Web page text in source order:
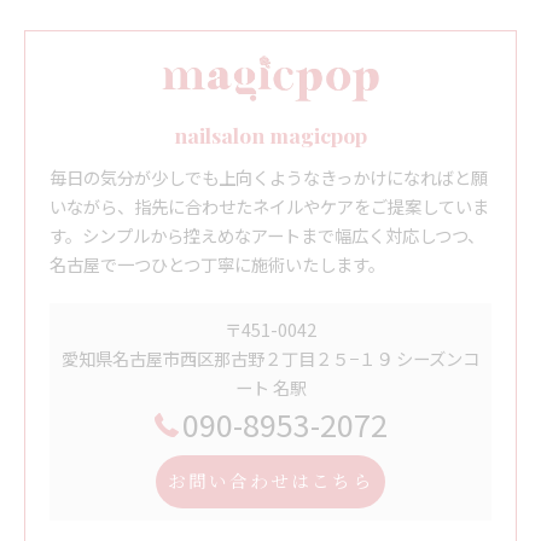
nailsalon magicpop
毎日の気分が少しでも上向くようなきっかけになればと願
いながら、指先に合わせたネイルやケアをご提案していま
す。シンプルから控えめなアートまで幅広く対応しつつ、
名古屋で一つひとつ丁寧に施術いたします。
〒451-0042
愛知県名古屋市西区那古野２丁目２５−１９ シーズンコ
ート 名駅
090-8953-2072
お問い合わせはこちら